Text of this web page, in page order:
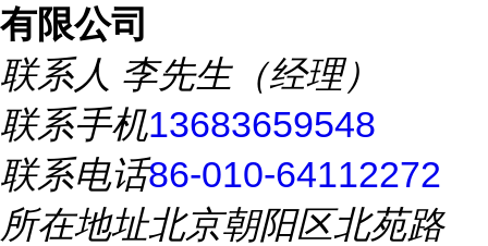
有限公司
联系人 李先生（经理）
联系手机13683659548
联系电话86-010-64112272
所在地址北京朝阳区北苑路